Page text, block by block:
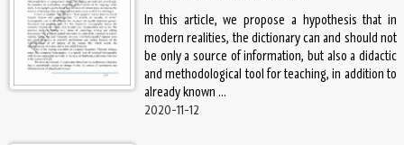
In this article, we propose a hypothesis that in
modern realities, the dictionary can and should not
be only a source of information, but also a didactic
and methodological tool for teaching, in addition to
already known ...
2020-11-12